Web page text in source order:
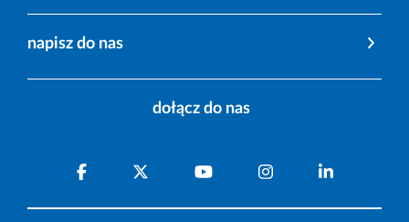
napisz do nas
dołącz do nas